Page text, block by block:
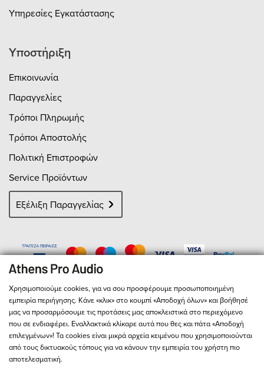
Υπηρεσίες Εγκατάστασης
Υποστήριξη
Επικοινωνία
Παραγγελίες
Τρόποι Πληρωμής
Τρόποι Αποστολής
Πολιτική Επιστροφών
Service Προϊόντων
Εξέλιξη Παραγγελίας
Χρησιμοποιούμε cookies, για να σου προσφέρουμε προσωποποιημένη
εμπειρία περιήγησης. Κάνε «κλικ» στο κουμπί «Αποδοχή όλων» και βοήθησέ
μας να προσαρμόσουμε τις προτάσεις μας αποκλειστικά στο περιεχόμενο
που σε ενδιαφέρει. Εναλλακτικά κλίκαρε αυτά που θες και πάτα «Αποδοχή
επιλεγμένων»! Τα cookies είναι μικρά αρχεία κειμένου που χρησιμοποιούνται
από τους δικτυακούς τόπους για να κάνουν την εμπειρία του χρήστη πιο
αποτελεσματική.